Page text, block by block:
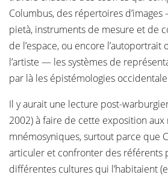
Columbus, des répertoires
pietà, instruments de mesure et de
de l’espace, ou encore
l’artiste — les systèmes de
par là les épistémologies
Il y aurait une lecture post-
2002) à faire de cette exposition aux
mnémosyniques, surtout parce que
articuler et confronter des référents
différentes cultures qui l’habitaient